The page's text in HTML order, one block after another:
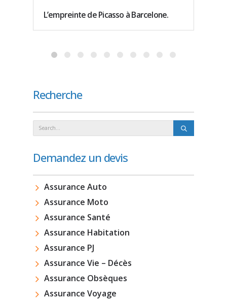
L’empreinte de Picasso à Barcelone.
Recherche
Demandez un devis
Assurance Auto
Assurance Moto
Assurance Santé
Assurance Habitation
Assurance PJ
Assurance Vie – Décès
Assurance Obsèques
Assurance Voyage